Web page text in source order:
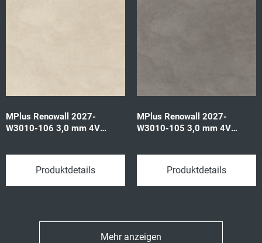
MPlus Renowall 2027-
W3010-106 3,0 mm 4V
Produktdetails
MPlus Renowall 2027-
W3010-105 3,0 mm 4V
Produktdetails
Mehr anzeigen